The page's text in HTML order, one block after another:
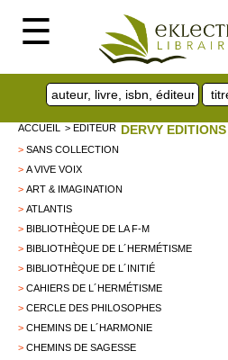
☰
ACCUEIL > EDITEUR DERVY EDITIONS
> SANS COLLECTION
> A VIVE VOIX
> ART & IMAGINATION
> ATLANTIS
> BIBLIOTHÈQUE DE LA F-M
> BIBLIOTHÈQUE DE L´HERMÉTISME
> BIBLIOTHÈQUE DE L´INITIÉ
> CAHIERS DE L´HERMÉTISME
> CERCLE DES PHILOSOPHES
> CHEMINS DE L´HARMONIE
> CHEMINS DE SAGESSE